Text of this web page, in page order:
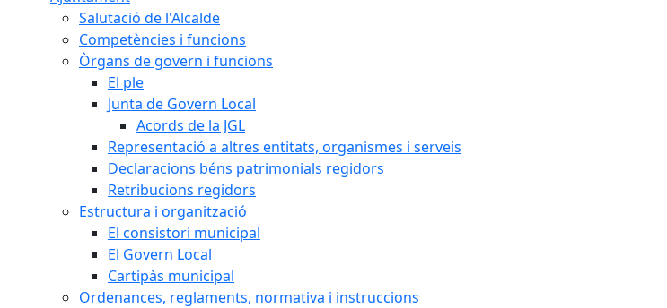
Salutació de l'Alcalde
Competències i funcions
Òrgans de govern i funcions
El ple
Junta de Govern Local
Acords de la JGL
Representació a altres entitats, organismes i serveis
Declaracions béns patrimonials regidors
Retribucions regidors
Estructura i organització
El consistori municipal
El Govern Local
Cartipàs municipal
Ordenances, reglaments, normativa i instruccions